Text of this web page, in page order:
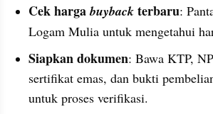
Cek harga buyback terbaru:
Logam Mulia untuk mengetahui
Siapkan dokumen: Bawa KTP,
sertifikat emas, dan bukti
untuk proses verifikasi.